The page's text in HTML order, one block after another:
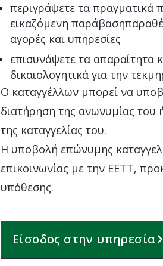
περιγράψετε τα πραγματικά
εικαζόμενη
αγορές και υπηρεσίες
επισυνάψετε τα απαραίτητα
δικαιολογητικά για την
Ο καταγγέλλων μπορεί να
διατήρηση της ανωνυμίας του
της καταγγελίας του.
Η υποβολή επώνυμης
επικοινωνίας με την ΕΕΤΤ,
υπόθεσης.
Είσοδος στην υπηρεσία